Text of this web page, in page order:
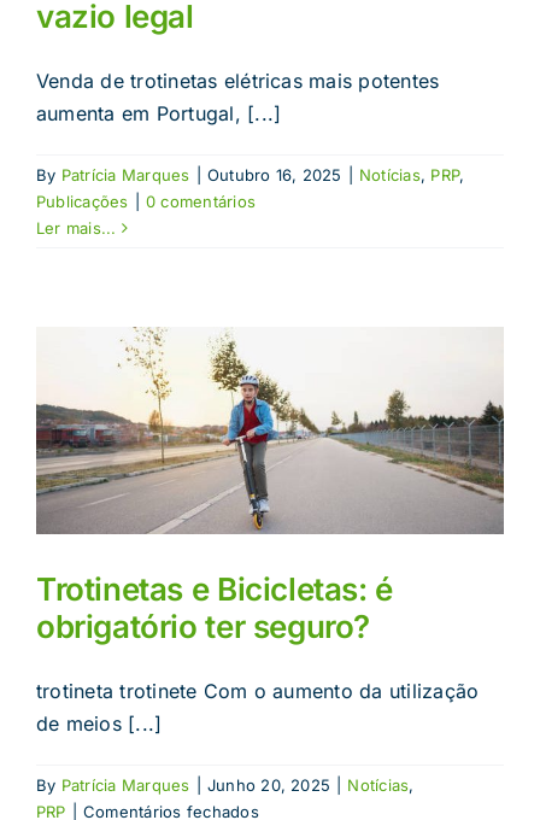
vazio legal
Venda de trotinetas elétricas mais potentes
aumenta em Portugal, [...]
By Patrícia Marques Outubro 16, 2025 Notícias, PRP,
Publicações
0 comentários
Ler mais...
Trotinetas e Bicicletas: é
obrigatório ter seguro?
trotineta trotinete Com o aumento da utilização
de meios [...]
By Patrícia Marques Junho 20, 2025 Notícias,
PRP
Comentários fechadosem